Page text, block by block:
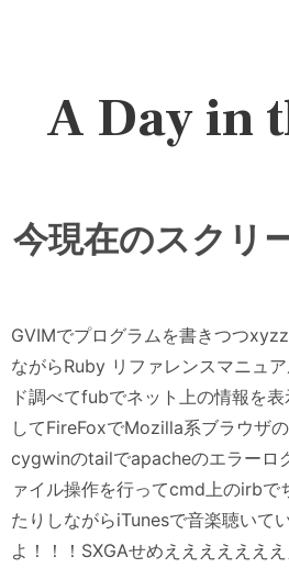
A Day in
今現在のスクリ
GVIMでプログラムを書きつつ
ながらRuby リファレンスマニュ
ド調べてfubでネット上の情報を
してFireFoxでMozilla系ブラウザ
cygwinのtailでapacheのエラーロ
ァイル操作を行ってcmd上のirbで
たりしながらiTunesで音楽聴いて
よ！！！SXGAせめええええええ